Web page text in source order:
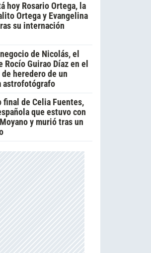
hoy Rosario Ortega, la
Ortega y Evangelina
su internación
de Nicolás, el
Rocío Guirao Díaz en el
heredero de un
astrofotógrafo
final de Celia Fuentes,
que estuvo con
y murió tras un